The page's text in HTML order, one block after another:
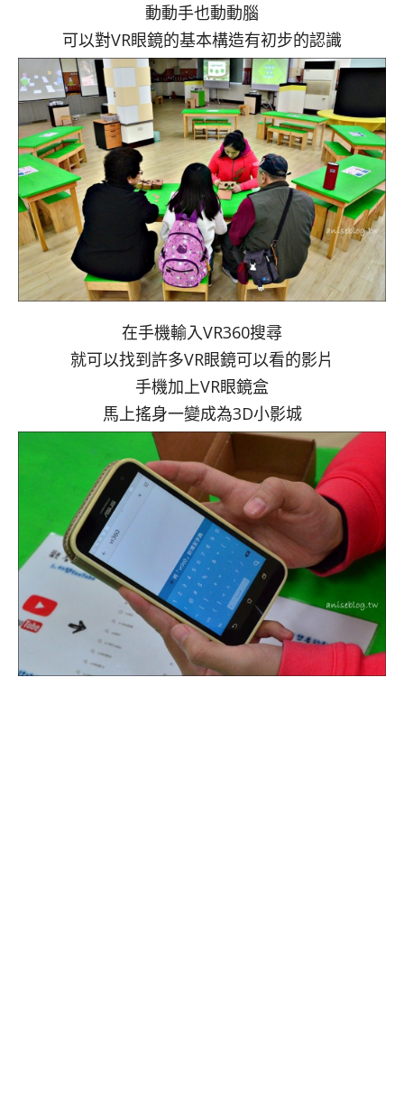
動動手也動動腦
可以對VR眼鏡的基本構造有初步的認識
在手機輸入VR360搜尋
就可以找到許多VR眼鏡可以看的影片
手機加上VR眼鏡盒
馬上搖身一變成為3D小影城